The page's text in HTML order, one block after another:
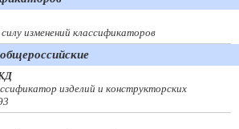
изменений классификаторов
изделий и конструкторских